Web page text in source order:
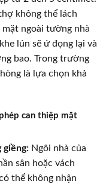
không thể lách
ngoài tường nhà
lún sẽ ứ đọng lại và
bao. Trong trường
là lựa chọn khả
can thiệp mặt
giềng:Ngôi nhà của
sân hoặc vách
thể không nhận